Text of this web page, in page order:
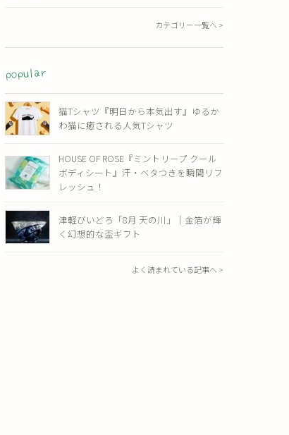
カテゴリー一覧へ >
popular
猫Tシャツ『明日から本気出す』ゆるか
わ猫に癒される人気Tシャツ
HOUSE OF ROSE『ミントリープ クール
ボディシート』汗・ベタつきを瞬間リフ
レッシュ！
津軽びいどろ「8月 天の川」｜金箔が輝
く幻想的な盃ギフト
よく読まれている記事へ >